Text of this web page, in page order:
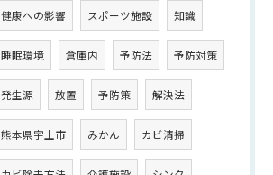
健康への影響 スポーツ施設 知識
睡眠環境 倉庫内 予防法 予防対策
発生源 放置 予防策 解決法
熊本県宇土市 みかん カビ清掃